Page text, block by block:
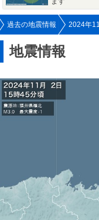
過去の地震情報 2024年
地震情報